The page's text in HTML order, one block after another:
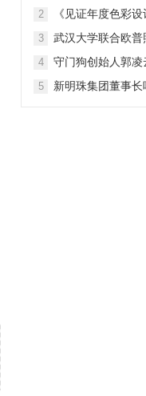
盟重构产业生态
2
《见证年度色彩
3
武汉大学联合欧
4
守门狗创始人郭
5
新明珠集团董事